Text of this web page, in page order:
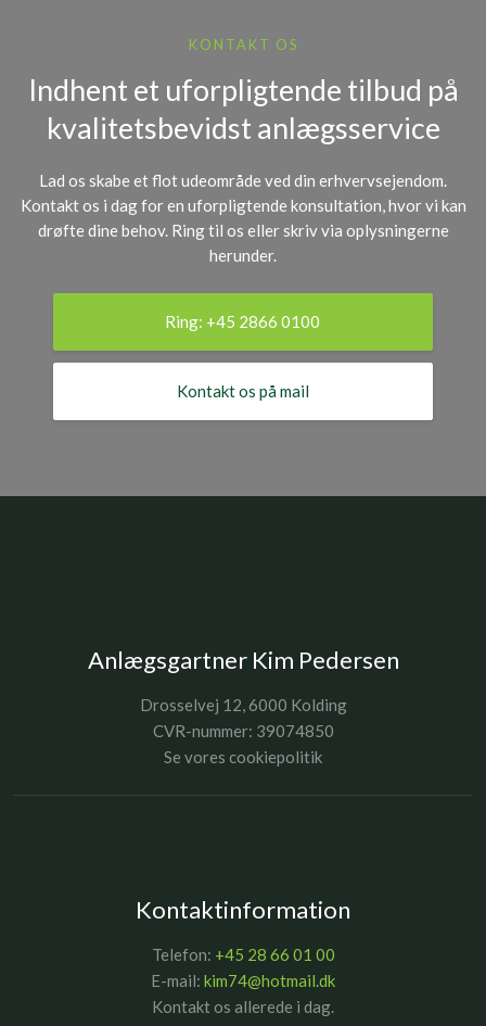
KONTAKT OS
Indhent et uforpligtende tilbud på
kvalitetsbevidst anlægsservice
Lad os skabe et flot udeområde ved din erhvervsejendom.
Kontakt os i dag for en uforpligtende konsultation, hvor vi kan
drøfte dine behov. Ring til os eller skriv via oplysningerne
herunder.
Ring: +45 2866 0100
Kontakt os på mail
Anlægsgartner Kim Pedersen
Drosselvej 12, 6000 Kolding
​CVR-nummer: 39074850
Se vores cookiepolitik
Kontaktinformation
Telefon: +45 28 66 01 00
E-mail: kim74@hotmail.dk
Kontakt os allerede i dag.